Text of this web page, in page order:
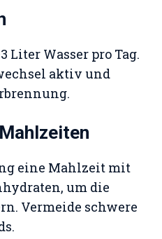
Liter Wasser pro Tag.
aktiv und
eine Mahlzeit mit
um die
Vermeide schwere